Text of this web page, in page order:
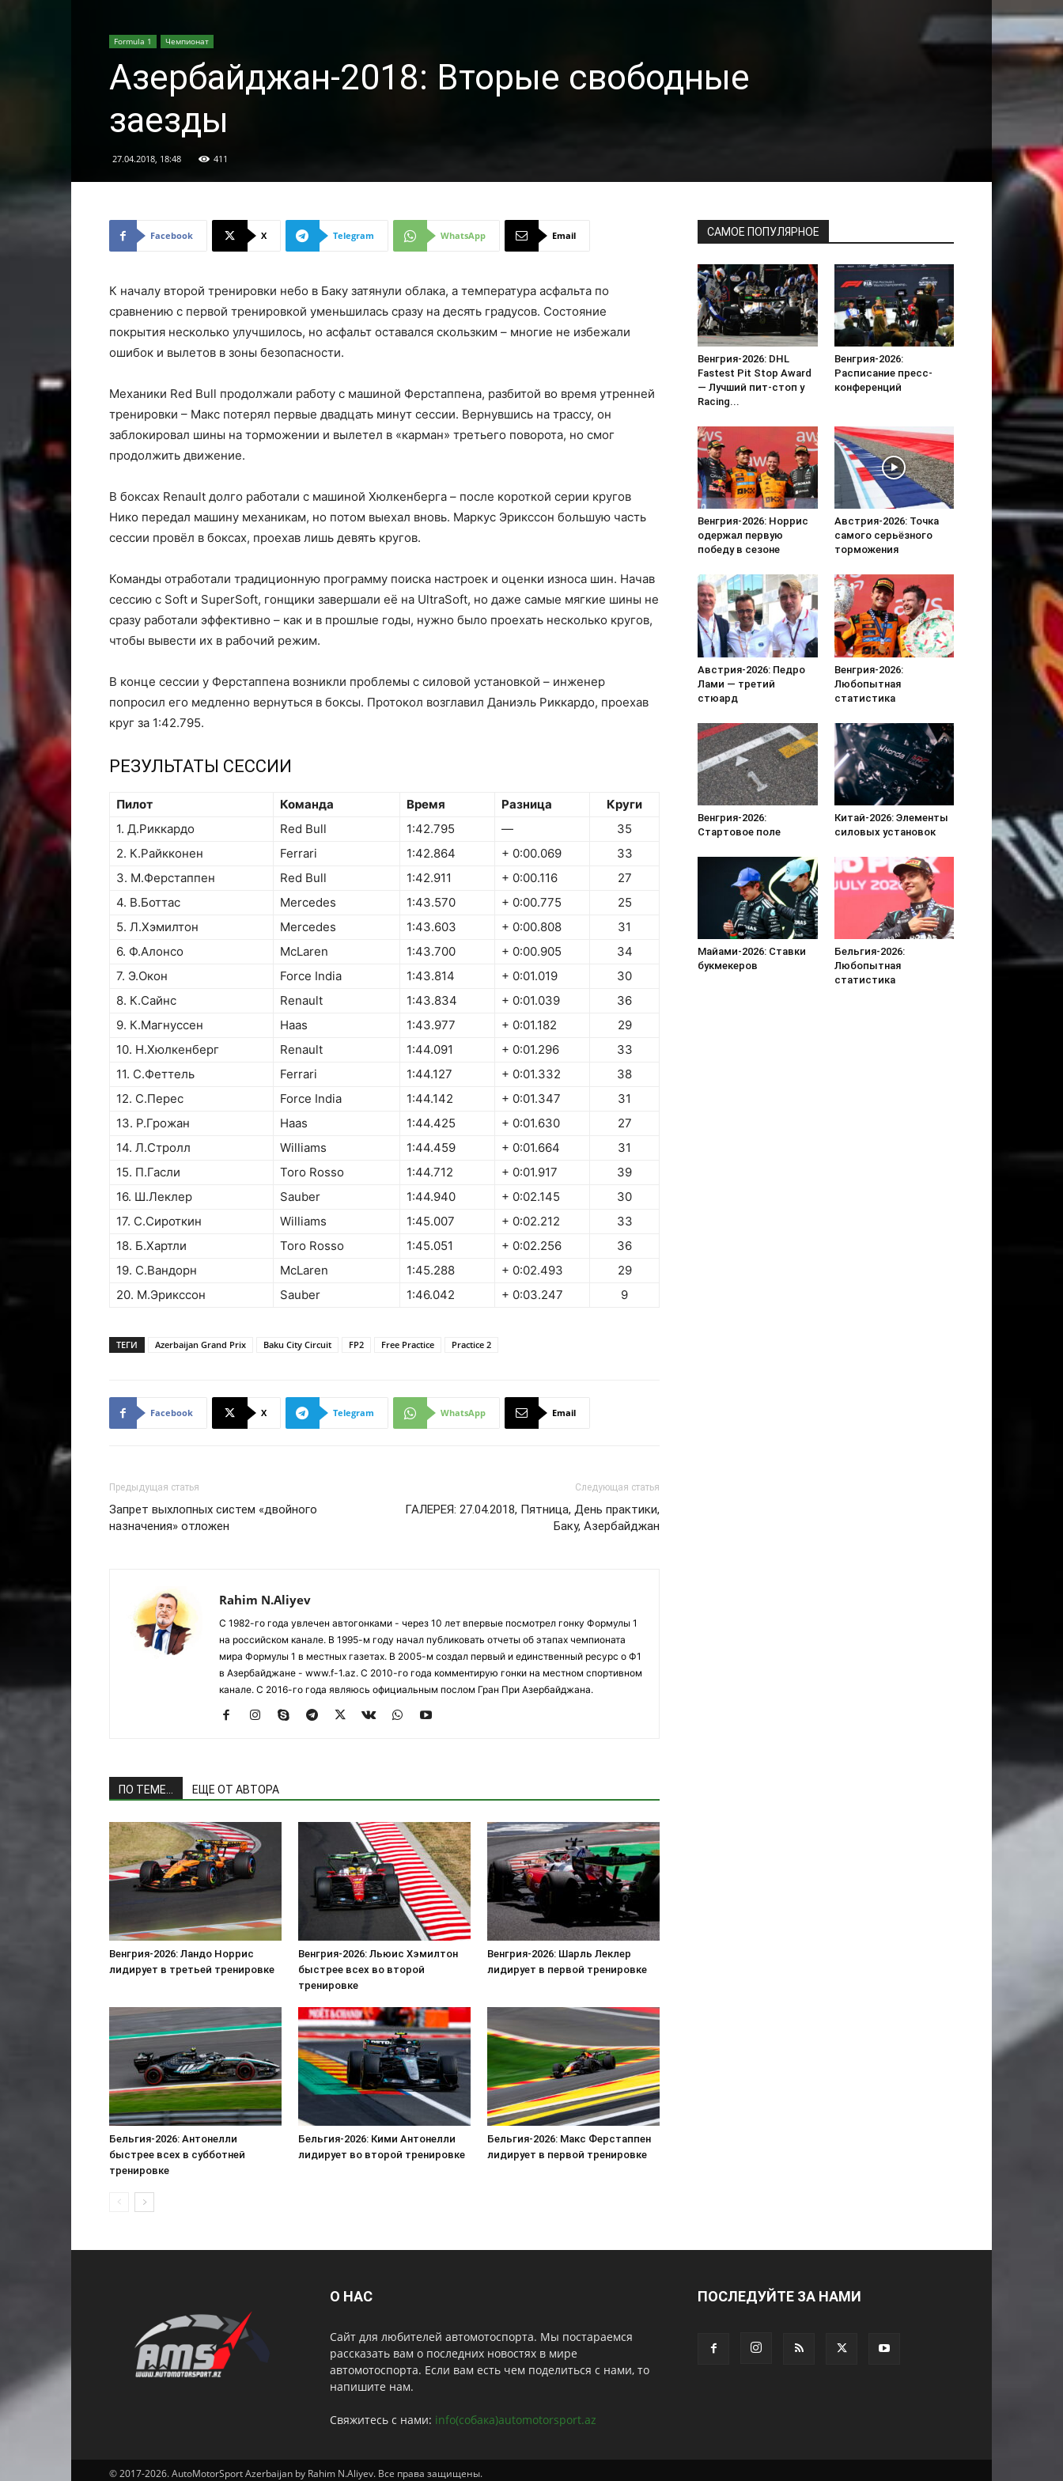
Formula 1 Чемпионат
Азербайджан-2018: Вторые свободные
заезды
27.04.2018, 18:48 411
Facebook X Telegram WhatsApp Email
К началу второй тренировки небо в Баку затянули облака, а температура асфальта по
сравнению с первой тренировкой уменьшилась сразу на десять градусов. Состояние
покрытия несколько улучшилось, но асфальт оставался скользким – многие не избежали
ошибок и вылетов в зоны безопасности.
Механики Red Bull продолжали работу с машиной Ферстаппена, разбитой во время утренней
тренировки – Макс потерял первые двадцать минут сессии. Вернувшись на трассу, он
заблокировал шины на торможении и вылетел в «карман» третьего поворота, но смог
продолжить движение.
В боксах Renault долго работали с машиной Хюлкенберга – после короткой серии кругов
Нико передал машину механикам, но потом выехал вновь. Маркус Эрикссон большую часть
сессии провёл в боксах, проехав лишь девять кругов.
Команды отработали традиционную программу поиска настроек и оценки износа шин. Начав
сессию с Soft и SuperSoft, гонщики завершали её на UltraSoft, но даже самые мягкие шины не
сразу работали эффективно – как и в прошлые годы, нужно было проехать несколько кругов,
чтобы вывести их в рабочий режим.
В конце сессии у Ферстаппена возникли проблемы с силовой установкой – инженер
попросил его медленно вернуться в боксы. Протокол возглавил Даниэль Риккардо, проехав
круг за 1:42.795.
РЕЗУЛЬТАТЫ СЕССИИ
Пилот Команда Время Разница
Круги
1. Д.Риккардо
Red Bull 1:42.795 —
35
2. К.Райкконен
Ferrari 1:42.864 + 0:00.069
33
3. М.Ферстаппен
Red Bull 1:42.911 + 0:00.116
27
4. В.Боттас
Mercedes 1:43.570 + 0:00.775
25
5. Л.Хэмилтон
Mercedes 1:43.603 + 0:00.808
31
6. Ф.Алонсо
McLaren 1:43.700 + 0:00.905
34
7. Э.Окон
Force India 1:43.814 + 0:01.019
30
8. К.Сайнс
Renault 1:43.834 + 0:01.039
36
9. К.Магнуссен
Haas 1:43.977 + 0:01.182
29
10. Н.Хюлкенберг
Renault 1:44.091 + 0:01.296
33
11. С.Феттель
Ferrari 1:44.127 + 0:01.332
38
12. C.Перес
Force India 1:44.142 + 0:01.347
31
13. Р.Грожан
Haas 1:44.425 + 0:01.630
27
14. Л.Стролл
Williams 1:44.459 + 0:01.664
31
15. П.Гасли
Toro Rosso 1:44.712 + 0:01.917
39
16. Ш.Леклер
Sauber 1:44.940 + 0:02.145
30
17. С.Сироткин
Williams 1:45.007 + 0:02.212
33
18. Б.Хартли
Toro Rosso 1:45.051 + 0:02.256
36
19. С.Вандорн
McLaren 1:45.288 + 0:02.493
29
20. М.Эрикссон
Sauber 1:46.042 + 0:03.247 9
ТЕГИ Azerbaijan Grand Prix Baku City Circuit FP2 Free Practice Practice 2
Facebook X Telegram WhatsApp Email
Предыдущая статья
Запрет выхлопных систем «двойного
назначения» отложен
Следующая статья
ГАЛЕРЕЯ: 27.04.2018, Пятница, День практики,
Баку, Азербайджан
Rahim N.Aliyev
С 1982-го года увлечен автогонками - через 10 лет впервые посмотрел гонку Формулы 1
на российском канале. В 1995-м году начал публиковать отчеты об этапах чемпионата
мира Формулы 1 в местных газетах. В 2005-м создал первый и единственный ресурс о Ф1
в Азербайджане - www.f-1.az. С 2010-го года комментирую гонки на местном спортивном
канале. С 2016-го года являюсь официальным послом Гран При Азербайджана.
ПО ТЕМЕ... ЕЩЕ ОТ АВТОРА
Венгрия-2026: Ландо Норрис
лидирует в третьей тренировке
Венгрия-2026: Льюис Хэмилтон
быстрее всех во второй
тренировке
Венгрия-2026: Шарль Леклер
лидирует в первой тренировке
Бельгия-2026: Антонелли
быстрее всех в субботней
тренировке
Бельгия-2026: Кими Антонелли
лидирует во второй тренировке
Бельгия-2026: Макс Ферстаппен
лидирует в первой тренировке
САМОЕ ПОПУЛЯРНОЕ
Венгрия-2026: DHL
Fastest Pit Stop Award
— Лучший пит-стоп у
Racing...
Венгрия-2026:
Расписание пресс-
конференций
Венгрия-2026: Норрис
одержал первую
победу в сезоне
Австрия-2026: Точка
самого серьёзного
торможения
Австрия-2026: Педро
Лами — третий
стюард
Венгрия-2026:
Любопытная
статистика
Венгрия-2026:
Стартовое поле
Китай-2026: Элементы
силовых установок
Майами-2026: Ставки
букмекеров
Бельгия-2026:
Любопытная
статистика
О НАС
Сайт для любителей автомотоспорта. Мы постараемся
рассказать вам о последних новостях в мире
автомотоспорта. Если вам есть чем поделиться с нами, то
напишите нам.
Свяжитесь с нами: info(собака)automotorsport.az
ПОСЛЕДУЙТЕ ЗА НАМИ
© 2017-2026. AutoMotorSport Azerbaijan by Rahim N.Aliyev. Все права защищены.